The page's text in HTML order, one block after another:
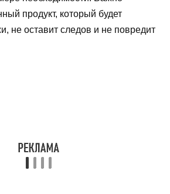
продукт, который будет
не оставит следов и не повредит